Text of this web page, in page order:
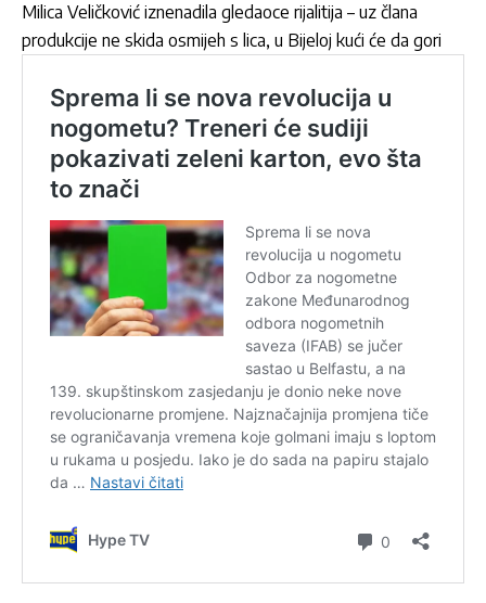
Milica Veličković iznenadila gledaoce rijalitija – uz člana
produkcije ne skida osmijeh s lica, u Bijeloj kući će da gori